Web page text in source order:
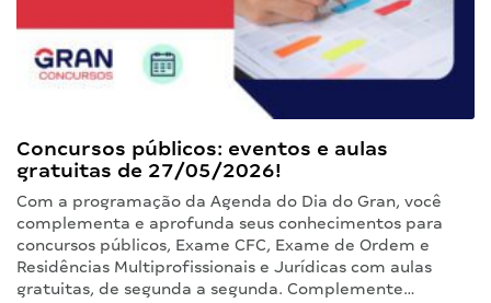
Concursos públicos: eventos e aulas
gratuitas de 27/05/2026!
Com a programação da Agenda do Dia do Gran, você
complementa e aprofunda seus conhecimentos para
concursos públicos, Exame CFC, Exame de Ordem e
Residências Multiprofissionais e Jurídicas com aulas
gratuitas, de segunda a segunda. Complemente…